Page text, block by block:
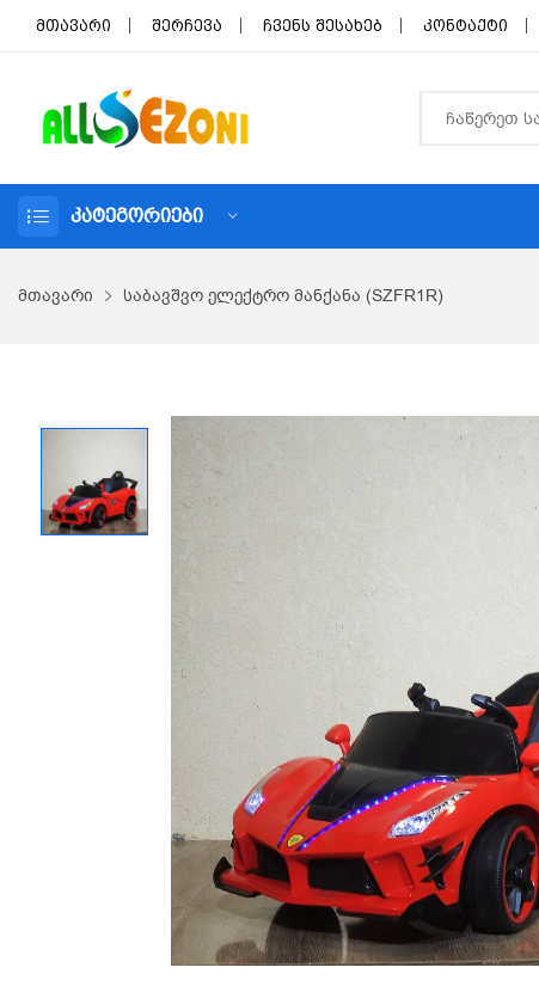
მთავარი შერჩევა ჩვენს შესახებ კონტაქტი
ᲙᲐᲢᲔᲒᲝᲠᲘᲔᲑᲘ
მთავარი საბავშვო ელექტრო მანქანა (SZFR1R)